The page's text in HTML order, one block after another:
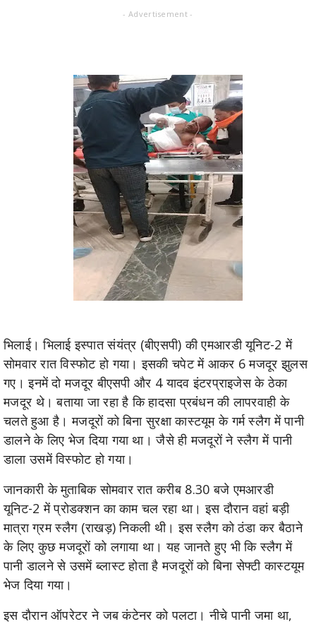
- Advertisement -
भिलाई। भिलाई इस्पात संयंत्र (बीएसपी) की एमआरडी यूनिट-2 में
सोमवार रात विस्फोट हो गया। इसकी चपेट में आकर 6 मजदूर झुलस
गए। इनमें दो मजदूर बीएसपी और 4 यादव इंटरप्राइजेस के ठेका
मजदूर थे। बताया जा रहा है कि हादसा प्रबंधन की लापरवाही के
चलते हुआ है। मजदूरों को बिना सुरक्षा कास्टयूम के गर्म स्लैग में पानी
डालने के लिए भेज दिया गया था। जैसे ही मजदूरों ने स्लैग में पानी
डाला उसमें विस्फोट हो गया।
जानकारी के मुताबिक सोमवार रात करीब 8.30 बजे एमआरडी
यूनिट-2 में प्रोडक्शन का काम चल रहा था। इस दौरान वहां बड़ी
मात्रा ग्रम स्लैग (राखड़) निकली थी। इस स्लैग को ठंडा कर बैठाने
के लिए कुछ मजदूरों को लगाया था। यह जानते हुए भी कि स्लैग में
पानी डालने से उसमें ब्लास्ट होता है मजदूरों को बिना सेफ्टी कास्टयूम
भेज दिया गया।
इस दौरान ऑपरेटर ने जब कंटेनर को पलटा। नीचे पानी जमा था,